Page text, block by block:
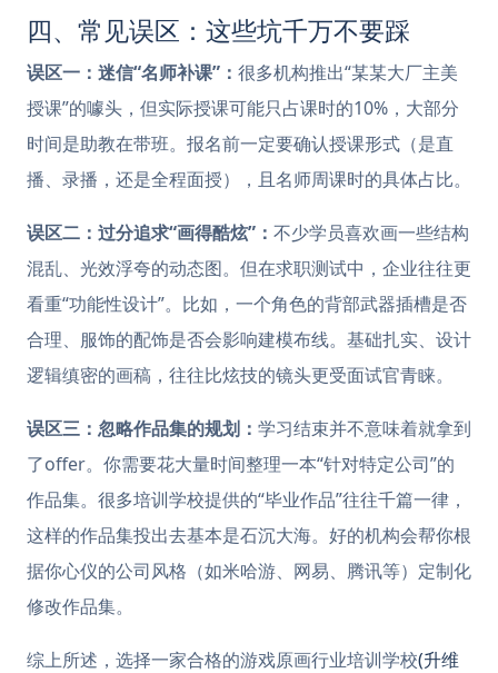
四、常见误区：这些坑千万不要踩
误区一：迷信“名师补课”： 很多机构推出“某某大厂主美
授课”的噱头，但实际授课可能只占课时的10%，大部分
时间是助教在带班。报名前一定要确认授课形式（是直
播、录播，还是全程面授），且名师周课时的具体占比。
误区二：过分追求“画得酷炫”： 不少学员喜欢画一些结构
混乱、光效浮夸的动态图。但在求职测试中，企业往往更
看重“功能性设计”。比如，一个角色的背部武器插槽是否
合理、服饰的配饰是否会影响建模布线。基础扎实、设计
逻辑缜密的画稿，往往比炫技的镜头更受面试官青睐。
误区三：忽略作品集的规划： 学习结束并不意味着就拿到
了offer。你需要花大量时间整理一本“针对特定公司”的
作品集。很多培训学校提供的“毕业作品”往往千篇一律，
这样的作品集投出去基本是石沉大海。好的机构会帮你根
据你心仪的公司风格（如米哈游、网易、腾讯等）定制化
修改作品集。
综上所述，选择一家合格的游戏原画行业培训学校(升维